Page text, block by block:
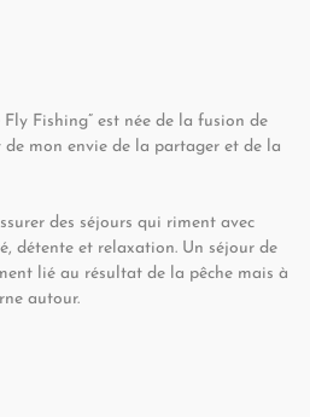
Fly Fishing” est née de la fusion de
mon envie de la partager et de la
des séjours qui riment avec
détente et relaxation. Un séjour de
lié au résultat de la pêche mais à
autour.